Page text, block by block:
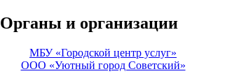
Органы и организации
МБУ «Городской центр услуг»
ООО «Уютный город Советский»